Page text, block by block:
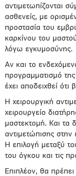
αντιμετωπίζονται
ασθενείς, με
προστασία του
καρκίνου του
λόγω εγκυμοσύνης.
Αν και το
προγραμματισμό
έχει αποδειχθεί ότι
Η χειρουργική
χειρουργείο
μαστεκτομή. Και τα
αντιμετώπισης
Η επιλογή μεταξύ
του όγκου και τις
Επιπλέον, θα πρέπει